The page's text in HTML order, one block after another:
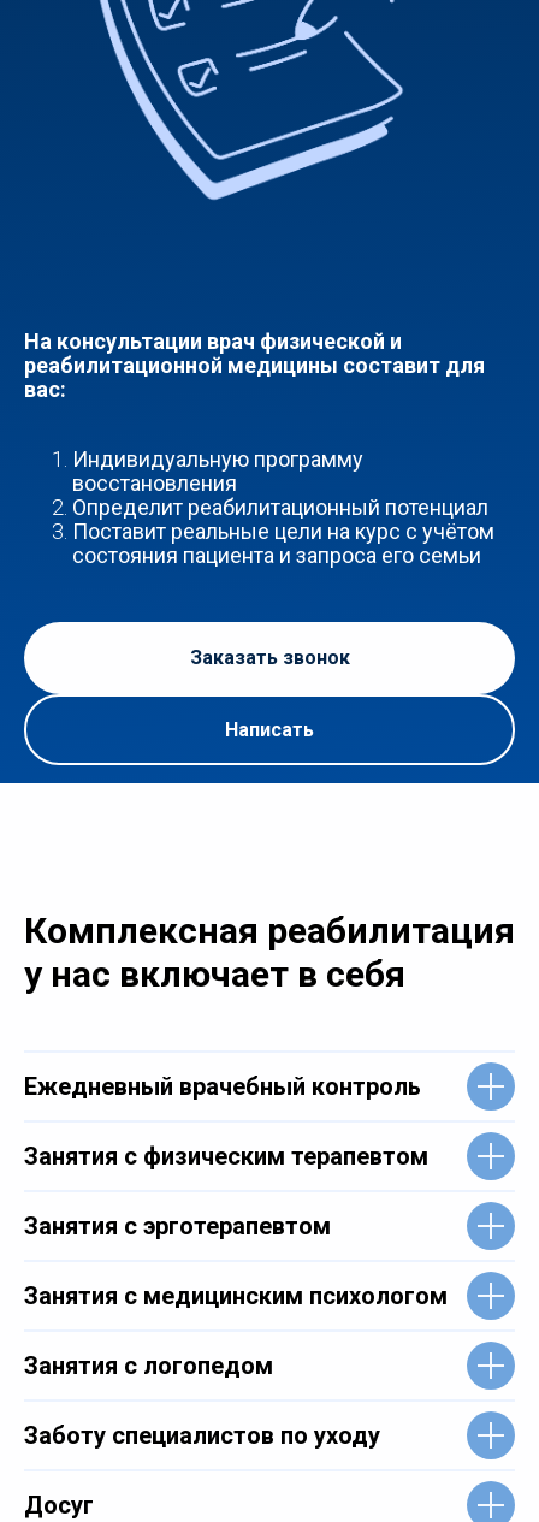
На консультации врач физической и
реабилитационной медицины составит для
вас:
Индивидуальную программу
восстановления
Определит реабилитационный потенциал
Поставит реальные цели на курс с учётом
состояния пациента и запроса его семьи
Заказать звонок
Написать
Комплексная реабилитация
у нас включает в себя
Ежедневный врачебный контроль
Занятия с физическим терапевтом
Занятия с эрготерапевтом
Занятия с медицинским психологом
Занятия с логопедом
Заботу специалистов по уходу
Досуг